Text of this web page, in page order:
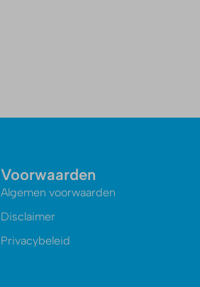
Voorwaarden
Algemen voorwaarden
Disclaimer
Privacybeleid